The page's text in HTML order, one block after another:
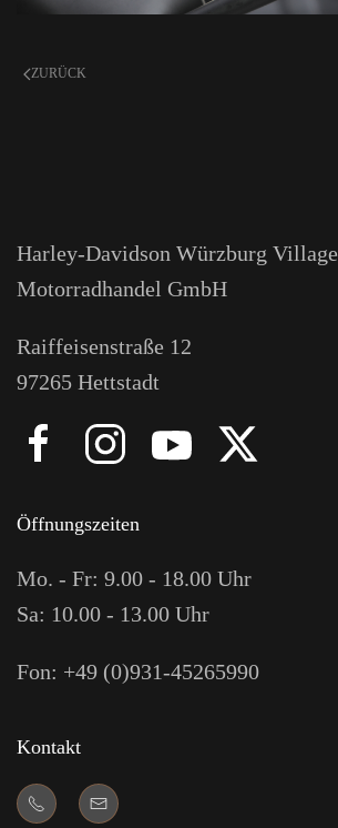
ZURÜCK
Harley-Davidson Würzburg Village
Motorradhandel GmbH
Raiffeisenstraße 12
97265 Hettstadt
Öffnungszeiten
Mo. - Fr: 9.00 - 18.00 Uhr
Sa: 10.00 - 13.00 Uhr
Fon: +49 (0)931-45265990
Kontakt